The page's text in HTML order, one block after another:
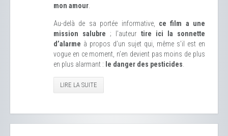
mon amour
Au-delà de sa portée informative, ce film a une
mission salubre ; l’auteur tire ici la sonnette
d’alarme à propos d’un sujet qui, même s’il est en
vogue en ce moment, n’en devient pas moins de plus
en plus alarmant : le danger des pesticides
LIRE LA SUITE